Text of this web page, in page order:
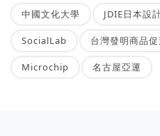
中國文化大學 JDIE日本設
SocialLab 台灣發明商品
Microchip 名古屋亞運